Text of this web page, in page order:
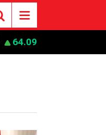
64.09